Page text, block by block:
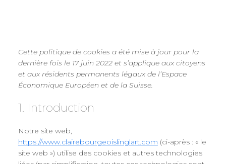
Cette politique de cookies a été mise à jour pour la
dernière fois le 17 juin 2022 et s’applique aux citoyens
et aux résidents permanents légaux de l’Espace
Économique Européen et de la Suisse.
1. Introduction
Notre site web,
https://www.clairebourgeoislinglart.com (ci-après : « le
site web ») utilise des cookies et autres technologies